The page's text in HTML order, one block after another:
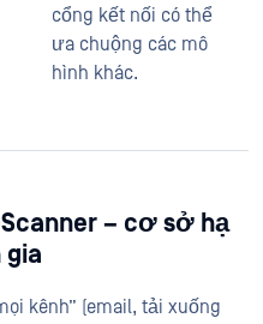
cổng kết nối có thể
ưa chuộng các mô
hình khác.
– cơ sở hạ
gia
kênh” (email, tải xuống